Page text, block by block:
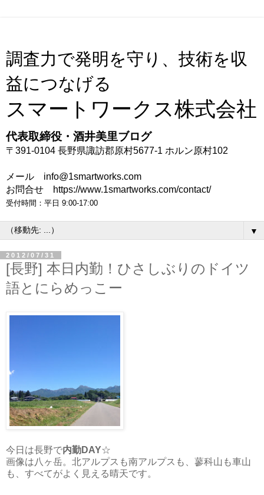
調査力で発明を守り、技術を収
益につなげる
スマートワークス株式会社
代表取締役・酒井美里ブログ
〒391-0104 長野県諏訪郡原村5677-1 ホルン原村102
メール info@1smartworks.com
お問合せ https://www.1smartworks.com/contact/
受付時間：平日 9:00-17:00
▼
2012/07/31
[長野] 本日内勤！ひさしぶりのドイツ
語とにらめっこー
今日は長野で内勤DAY☆
画像は八ヶ岳。北アルプスも南アルプスも、蓼科山も車山
も、すべてがよく見える晴天です。